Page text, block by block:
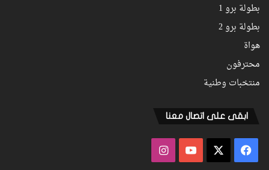
بطولة برو 1
بطولة برو 2
هواة
محترفون
منتخبات وطنية
ابقى على اتصال معنا
فيسبوك ‫YouTubeانستقرام